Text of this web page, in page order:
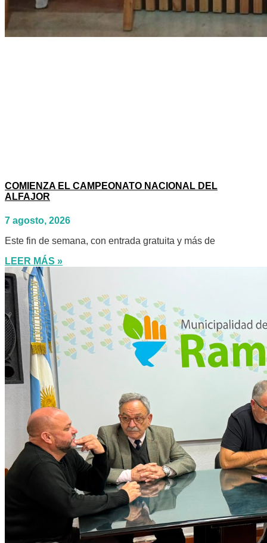
COMIENZA EL CAMPEONATO NACIONAL DEL
ALFAJOR
7 agosto, 2026
Este fin de semana, con entrada gratuita y más de
LEER MÁS »